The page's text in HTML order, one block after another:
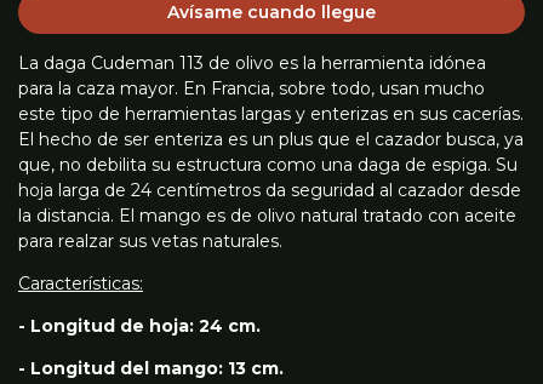
Avísame cuando llegue
La daga Cudeman 113 de olivo es la herramienta idónea
para la caza mayor. En Francia, sobre todo, usan mucho
este tipo de herramientas largas y enterizas en sus cacerías.
El hecho de ser enteriza es un plus que el cazador busca, ya
que, no debilita su estructura como una daga de espiga. Su
hoja larga de 24 centímetros da seguridad al cazador desde
la distancia. El mango es de olivo natural tratado con aceite
para realzar sus vetas naturales.
Características:
- Longitud de hoja: 24 cm.
- Longitud del mango: 13 cm.